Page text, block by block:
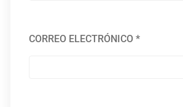
CORREO ELECTRÓNICO*